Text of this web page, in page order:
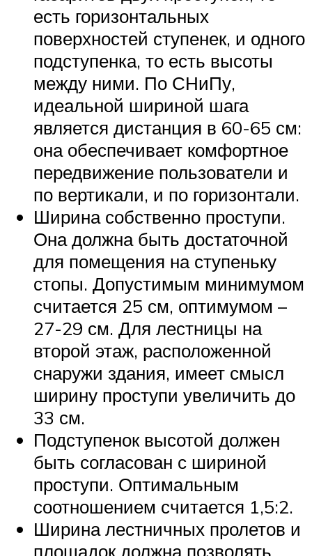
есть горизонтальных
поверхностей ступенек, и одного
подступенка, то есть высоты
между ними. По СНиПу,
идеальной шириной шага
является дистанция в 60-65 см:
она обеспечивает комфортное
передвижение пользователи и
по вертикали, и по горизонтали.
Ширина собственно проступи.
Она должна быть достаточной
для помещения на ступеньку
стопы. Допустимым минимумом
считается 25 см, оптимумом –
27-29 см. Для лестницы на
второй этаж, расположенной
снаружи здания, имеет смысл
ширину проступи увеличить до
33 см.
Подступенок высотой должен
быть согласован с шириной
проступи. Оптимальным
соотношением считается 1,5:2.
Ширина лестничных пролетов и
площадок должна позволять